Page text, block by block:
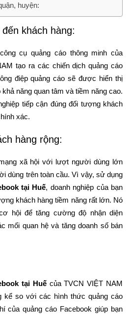
huyện:
khách hàng:
cụ quảng cáo thông minh của
tạo ra các chiến dịch quảng cáo
điệp quảng cáo sẽ được hiển thị
năng quan tâm và tiềm năng cao.
tiếp cận đúng đối tượng khách
xác.
hàng rộng:
xã hội với lượt người dùng lớn
dùng trên toàn cầu. Vì vậy, sử dụng
tại Huế, doanh nghiệp của bạn
khách hàng tiềm năng rất lớn. Nó
hội để tăng cường độ nhận diện
mối quan hệ và tăng doanh số bán
tại Huếcủa TVCN VIỆT NAM
kể so với các hình thức quảng cáo
của quảng cáo Facebook giúp bạn